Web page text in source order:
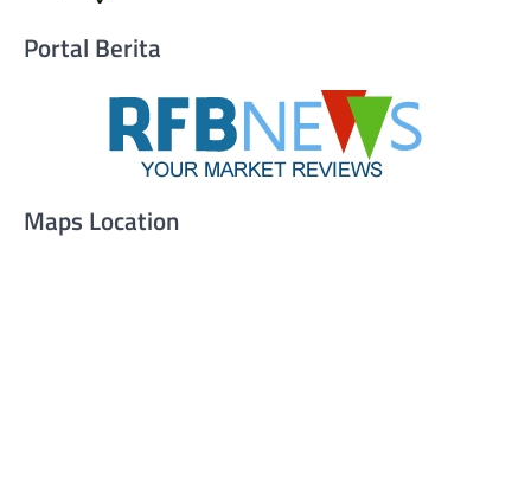
Portal Berita
Maps Location